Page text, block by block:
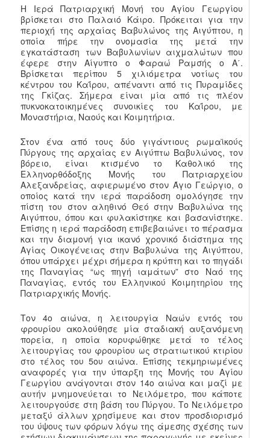
Η Ιερά Πατριαρχική Μονή του Αγίου Γεωργίου
βρίσκεται στο Παλαιό Κάιρο. Πρόκειται για την
περιοχή της αρχαίας Βαβυλώνος της Αιγύπτου, η
οποία πήρε την ονομασία της μετά την
εγκατάσταση των Βαβυλωνίων αιχμαλώτων που
έφερε στην Αίγυπτο ο Φαραώ Ραμσής ο Α΄.
Βρίσκεται περίπου 5 χιλιόμετρα νοτίως του
κέντρου του Καΐρου, απέναντι από τις Πυραμίδες
της Γκίζας. Σήμερα είναι μία από τις πλέον
πυκνοκατοικημένες συνοικίες του Καΐρου, με
Μοναστήρια, Ναούς και Κοιμητήρια.
Στον ένα από τους δύο γιγάντιους ρωμαϊκούς
Πύργους της αρχαίας εν Αιγύπτω Βαβυλώνος, τον
βόρειο, είναι κτισμένο το Καθολικό της
Ελληνορθόδοξης Μονής του Πατριαρχείου
Αλεξανδρείας, αφιερωμένο στον Άγιο Γεώργιο, ο
οποίος κατά την ιερά παράδοση ομολόγησε την
πίστη του στον αληθινό Θεό στην Βαβυλώνα της
Αιγύπτου, όπου και φυλακίστηκε και βασανίστηκε.
Επίσης η ιερά παράδοση επιβεβαιώνει το πέρασμα
και την διαμονή για ικανό χρονικό διάστημα της
Αγίας Οικογένειας στην Βαβυλώνα της Αιγύπτου,
όπου υπάρχει μέχρι σήμερα η κρύπτη και το πηγάδι
της Παναγίας “ως πηγή ιαμάτων” στο Ναό της
Παναγίας, εντός του Ελληνικού Κοιμητηρίου της
Πατριαρχικής Μονής.
Τον 4ο αιώνα, η λειτουργία Ναών εντός του
φρουρίου ακολούθησε μία σταδιακή αυξανόμενη
πορεία, η οποία κορυφώθηκε μετά το τέλος
λειτουργίας του φρουρίου ως στρατιωτικού κτιρίου
στο τέλος του 5ου αιώνα. Επίσης τεκμηριωμένες
αναφορές για την ύπαρξη της Μονής του Αγίου
Γεωργίου ανάγονται στον 14ο αιώνα και μαζί με
αυτήν μνημονεύεται το Νειλόμετρο, που κάποτε
λειτουργούσε στη βάση του Πύργου. Το Νειλόμετρο
μεταξύ άλλων χρησίμευε και στον προσδιορισμό
του ύψους των φόρων λόγω της άμεσης σχέσης των